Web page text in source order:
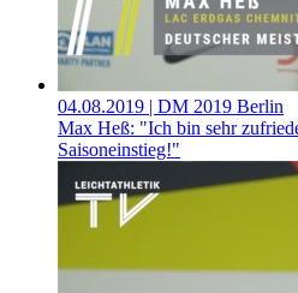
04.08.2019 | DM 2019 Berlin
Max Heß: "Ich bin sehr
Saisoneinstieg!"